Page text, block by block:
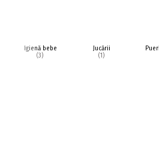
Igienă bebe
(3)
Jucării
(1)